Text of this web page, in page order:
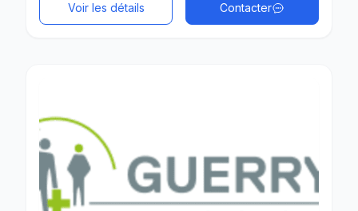
Voir les détails Contacter